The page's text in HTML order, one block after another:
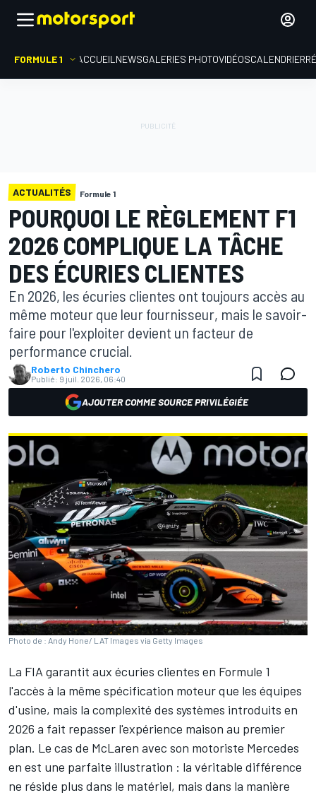
FORMULE 1 ACCUEIL NEWSGALERIES PHOTOVIDÉOSCALENDRIER
ACTUALITÉS Formule 1
POURQUOI LE RÈGLEMENT F1
2026 COMPLIQUE LA TÂCHE
DES ÉCURIES CLIENTES
En 2026, les écuries clientes ont toujours accès au
même moteur que leur fournisseur, mais le savoir-
faire pour l'exploiter devient un facteur de
performance crucial.
Roberto Chinchero
Publié: 9 juil. 2026, 06:40
AJOUTER COMME SOURCE PRIVILÉGIÉE
Photo de : Andy Hone/ LAT Images via Getty Images
La FIA garantit aux écuries clientes en Formule 1
l'accès à la même spécification moteur que les équipes
d'usine, mais la complexité des systèmes introduits en
2026 a fait repasser l'expérience maison au premier
plan. Le cas de McLaren avec son motoriste Mercedes
en est une parfaite illustration : la véritable différence
ne réside plus dans le matériel, mais dans la manière